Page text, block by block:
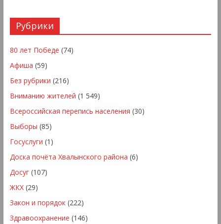
Рубрики
80 лет Победе (74)
Афиша (59)
Без рубрики (216)
Вниманию жителей (1 549)
Всероссийская перепись населения (30)
Выборы (85)
Госуслуги (1)
Доска почёта Хвалынского района (6)
Досуг(107)
ЖКХ(29)
Закон и порядок(222)
Здравоохранение (146)